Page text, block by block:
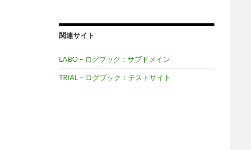
関連サイト
LABO – ログブック：サブドメイン
TRIAL – ログブック：テストサイト